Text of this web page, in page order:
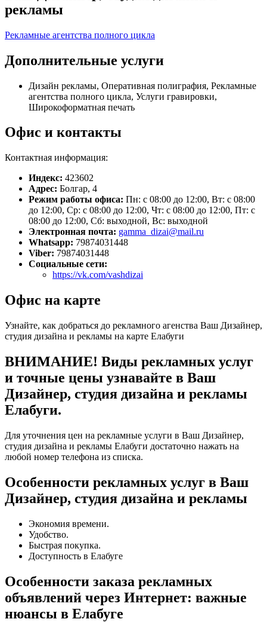
рекламы
Рекламные агентства полного цикла
Дополнительные услуги
Дизайн рекламы, Оперативная полиграфия, Рекламные
агентства полного цикла, Услуги гравировки,
Широкоформатная печать
Офис и контакты
Контактная информация:
Индекс: 423602
Адрес: Болгар, 4
Режим работы офиса: Пн: с 08:00 до 12:00, Вт: с 08:00
до 12:00, Ср: с 08:00 до 12:00, Чт: с 08:00 до 12:00, Пт: с
08:00 до 12:00, Сб: выходной, Вс: выходной
Электронная почта: gamma_dizai@mail.ru
Whatsapp: 79874031448
Viber: 79874031448
Социальные сети:
https://vk.com/vashdizai
Офис на карте
Узнайте, как добраться до рекламного агенства Ваш Дизайнер,
студия дизайна и рекламы на карте Елабуги
ВНИМАНИЕ! Виды рекламных услуг
и точные цены узнавайте в Ваш
Дизайнер, студия дизайна и рекламы
Елабуги.
Для уточнения цен на рекламные услуги в Ваш Дизайнер,
студия дизайна и рекламы Елабуги достаточно нажать на
любой номер телефона из списка.
Особенности рекламных услуг в Ваш
Дизайнер, студия дизайна и рекламы
Экономия времени.
Удобство.
Быстрая покупка.
Доступность в Елабуге
Особенности заказа рекламных
объявлений через Интернет: важные
нюансы в Елабуге